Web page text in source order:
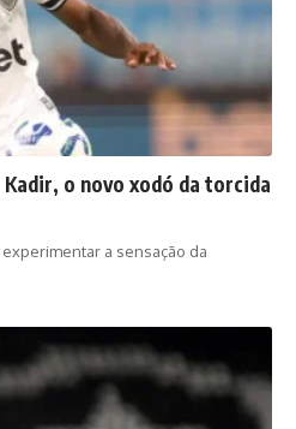
o novo xodó da torcida
a sensação da